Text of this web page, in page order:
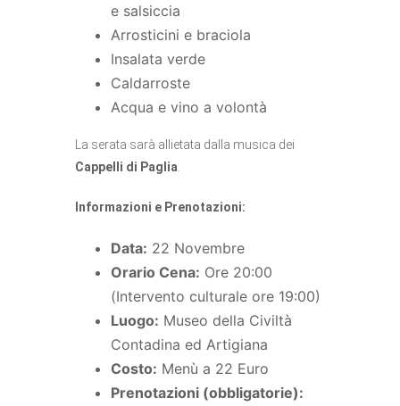
e salsiccia
Arrosticini e braciola
Insalata verde
Caldarroste
Acqua e vino a volontà
La serata sarà allietata dalla musica dei
Cappelli di Paglia
Informazioni e Prenotazioni:
Data: 22 Novembre
Orario Cena: Ore 20:00
(Intervento culturale ore 19:00)
Luogo: Museo della Civiltà
Contadina ed Artigiana
Costo: Menù a 22 Euro
Prenotazioni (obbligatorie):